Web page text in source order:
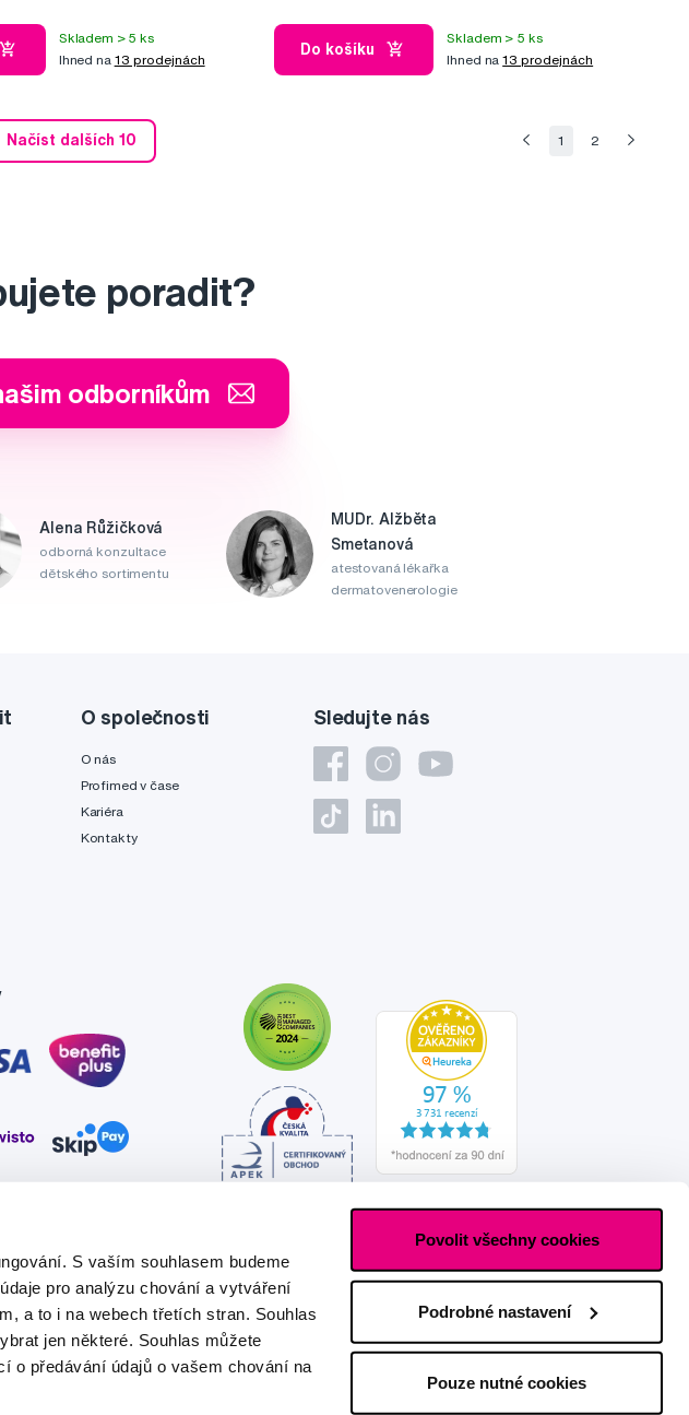
S vaším souhlasem budeme
pro analýzu chování a vytváření
a to i na webech třetích stran. Souhlas
jen některé. Souhlas můžete
o předávání údajů o vašem chování na
Povolit všechny cookies
Podrobné nastavení
Pouze nutné cookies
Skladem > 5 ks
Ihned na 13 prodejnách
Do košíku
Skladem > 5 ks
Ihned na13 prodejnách
Načíst dalších 10 1 2
poradit?
odborníkům
Alena Růžičková
odborná konzultace
dětského sortimentu
MUDr. Alžběta
Smetanová
atestovaná lékařka
dermatovenerologie
Sledujte nás
O společnosti
O nás
Profimed v čase
Kariéra
Kontakty
zde